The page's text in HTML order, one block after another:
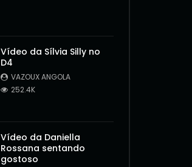
Vídeo da Sílvia Silly no
D4
VAZOUX ANGOLA
252.4K
Vídeo da Daniella
Rossana sentando
gostoso